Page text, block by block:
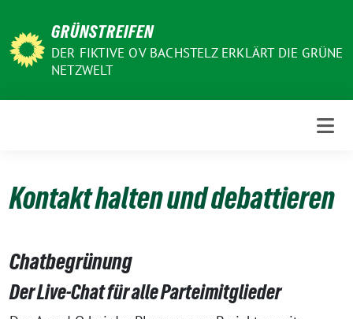
zum
Inhalt
GRÜNSTREIFEN
DER FIKTIVE OV BACHSTELZ ERKLÄRT DIE GRÜNE
NETZWELT
Kontakt halten und debattieren
Chatbegrünung
Der Live-Chat für alle Parteimitglieder